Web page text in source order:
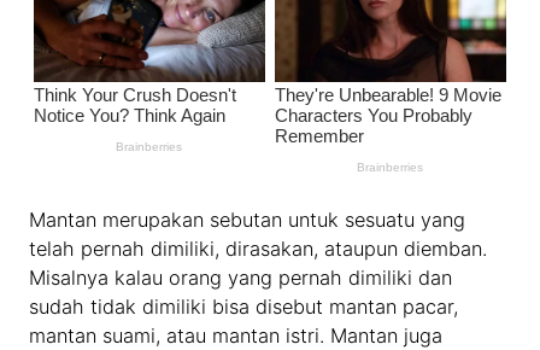
Mantan merupakan sebutan untuk sesuatu yang
telah pernah dimiliki, dirasakan, ataupun diemban.
Misalnya kalau orang yang pernah dimiliki dan
sudah tidak dimiliki bisa disebut mantan pacar,
mantan suami, atau mantan istri. Mantan juga